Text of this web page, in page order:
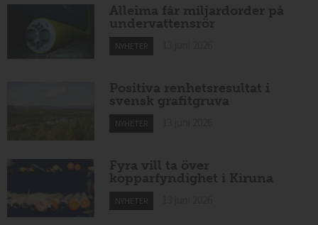
Alleima får miljardorder på
undervattensrör
NYHETER
Positiva renhetsresultat i
svensk grafitgruva
NYHETER
Fyra vill ta över
kopparfyndighet i Kiruna
NYHETER